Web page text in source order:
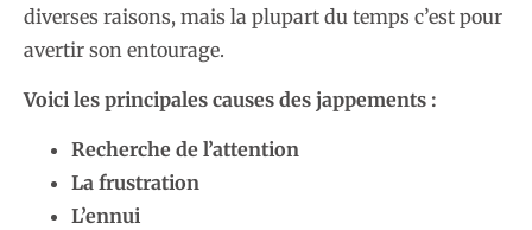
diverses raisons, mais la plupart du temps c’est pour
avertir son entourage.
Voici les principales causes des jappements :
Recherche de l’attention
La frustration
L’ennui